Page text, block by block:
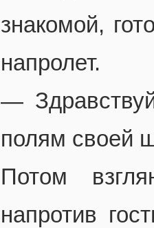
знакомой,
напролет.
—
полям своей
Потом
напротив